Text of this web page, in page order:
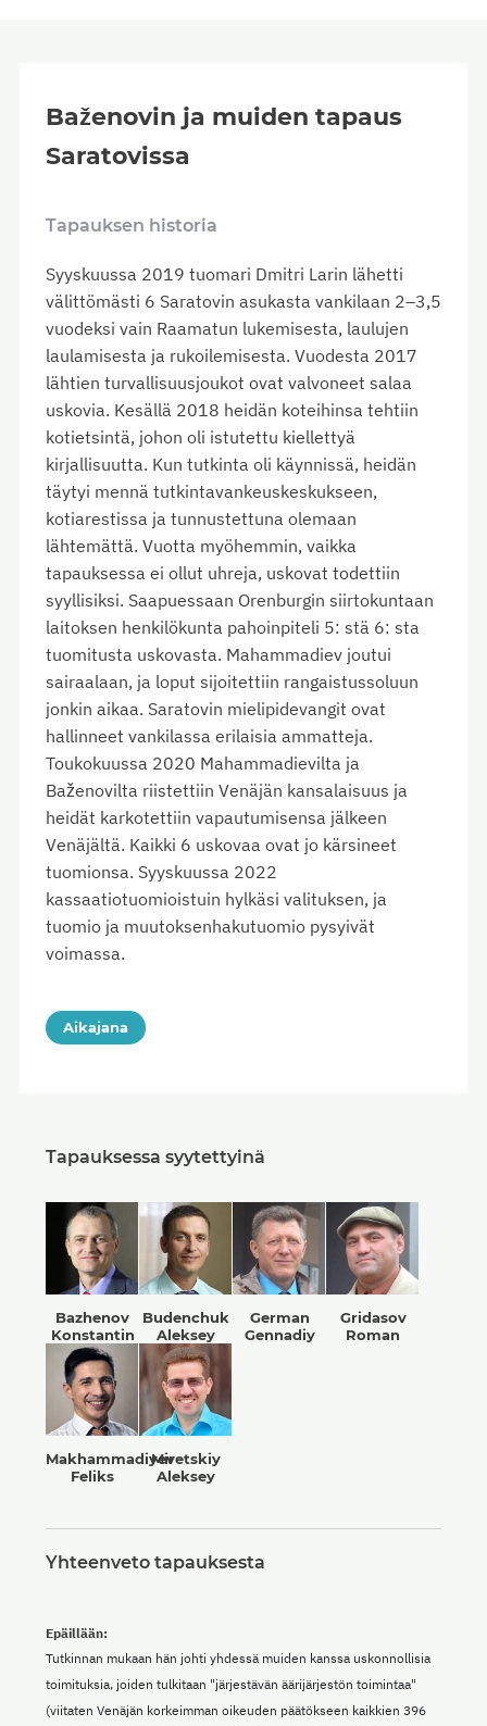
Baženovin ja muiden tapaus
Saratovissa
Tapauksen historia
Syyskuussa 2019 tuomari Dmitri Larin lähetti
välittömästi 6 Saratovin asukasta vankilaan 2–3,5
vuodeksi vain Raamatun lukemisesta, laulujen
laulamisesta ja rukoilemisesta. Vuodesta 2017
lähtien turvallisuusjoukot ovat valvoneet salaa
uskovia. Kesällä 2018 heidän koteihinsa tehtiin
kotietsintä, johon oli istutettu kiellettyä
kirjallisuutta. Kun tutkinta oli käynnissä, heidän
täytyi mennä tutkintavankeuskeskukseen,
kotiarestissa ja tunnustettuna olemaan
lähtemättä. Vuotta myöhemmin, vaikka
tapauksessa ei ollut uhreja, uskovat todettiin
syyllisiksi. Saapuessaan Orenburgin siirtokuntaan
laitoksen henkilökunta pahoinpiteli 5: stä 6: sta
tuomitusta uskovasta. Mahammadiev joutui
sairaalaan, ja loput sijoitettiin rangaistussoluun
jonkin aikaa. Saratovin mielipidevangit ovat
hallinneet vankilassa erilaisia ammatteja.
Toukokuussa 2020 Mahammadievilta ja
Baženovilta riistettiin Venäjän kansalaisuus ja
heidät karkotettiin vapautumisensa jälkeen
Venäjältä. Kaikki 6 uskovaa ovat jo kärsineet
tuomionsa. Syyskuussa 2022
kassaatiotuomioistuin hylkäsi valituksen, ja
tuomio ja muutoksenhakutuomio pysyivät
voimassa.
Aikajana
Tapauksessa syytettyinä
Bazhenov
Konstantin
Budenchuk
Aleksey
German
Gennadiy
Gridasov
Roman
Makhammadiyev
Feliks
Miretskiy
Aleksey
Yhteenveto tapauksesta
Epäillään:
Tutkinnan mukaan hän johti yhdessä muiden kanssa uskonnollisia
toimituksia, joiden tulkitaan "järjestävän äärijärjestön toimintaa"
(viitaten Venäjän korkeimman oikeuden päätökseen kaikkien 396